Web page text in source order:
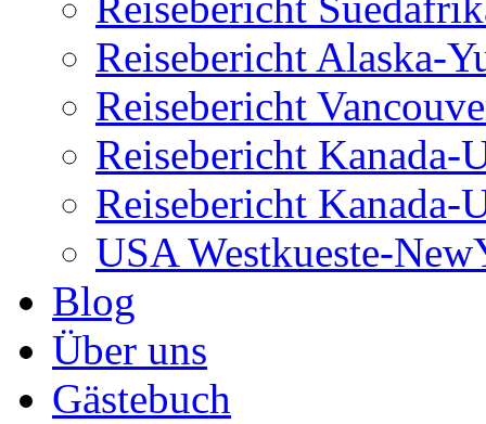
Reisebericht Alaska-
Reisebericht
Reisebericht Kanada-
Reisebericht Kanada-
USA Westkueste-
Blog
Über uns
Gästebuch